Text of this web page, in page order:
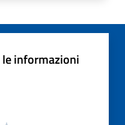
informazioni